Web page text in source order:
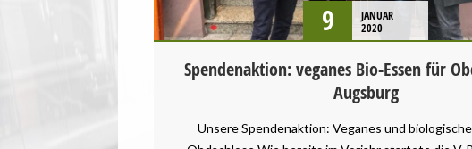
9
JANUAR
2020
Spendenaktion: veganes Bio-Essen für
Augsburg
Unsere Spendenaktion: Veganes und